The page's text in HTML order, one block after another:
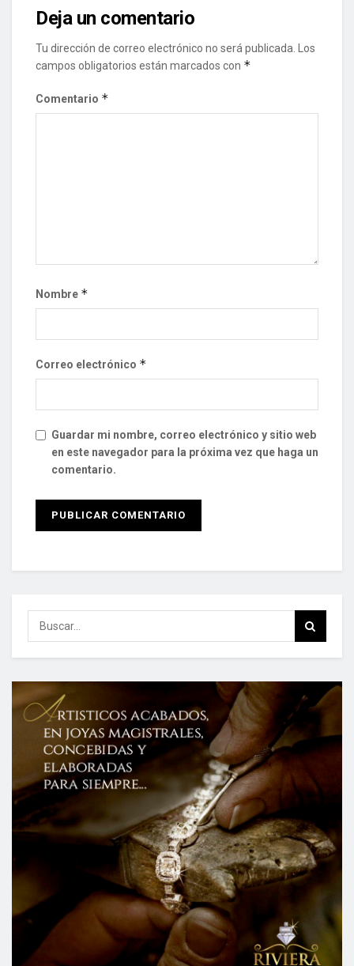
Deja un comentario
Tu dirección de correo electrónico no será publicada.
Los
campos obligatorios están marcados con *
Comentario *
Nombre *
Correo electrónico *
Guardar mi nombre, correo electrónico y sitio web
en este navegador para la próxima vez que haga un
comentario.